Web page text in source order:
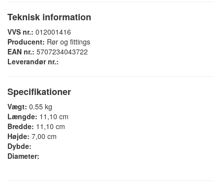
Teknisk information
VVS nr.: 012001416
Producent: Rør og fittings
EAN nr.: 5707234043722
Leverandør nr.:
Specifikationer
Vægt: 0.55 kg
Længde: 11,10 cm
Bredde: 11,10 cm
Højde: 7,00 cm
Dybde:
Diameter: